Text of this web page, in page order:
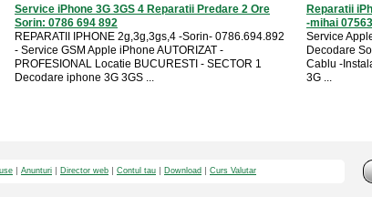
Service iPhone 3G 3GS 4 Reparatii Predare 2 Ore
Sorin: 0786 694 892
REPARATII IPHONE 2g,3g,3gs,4 -Sorin- 0786.694.892
- Service GSM Apple iPhone AUTORIZAT -
PROFESIONAL Locatie BUCURESTI - SECTOR 1
Decodare iphone 3G 3GS ...
Reparatii
-mihai
Service
Decodare
Cablu -
3G ...
Anunturi Director web Contul tau Download Curs Valutar